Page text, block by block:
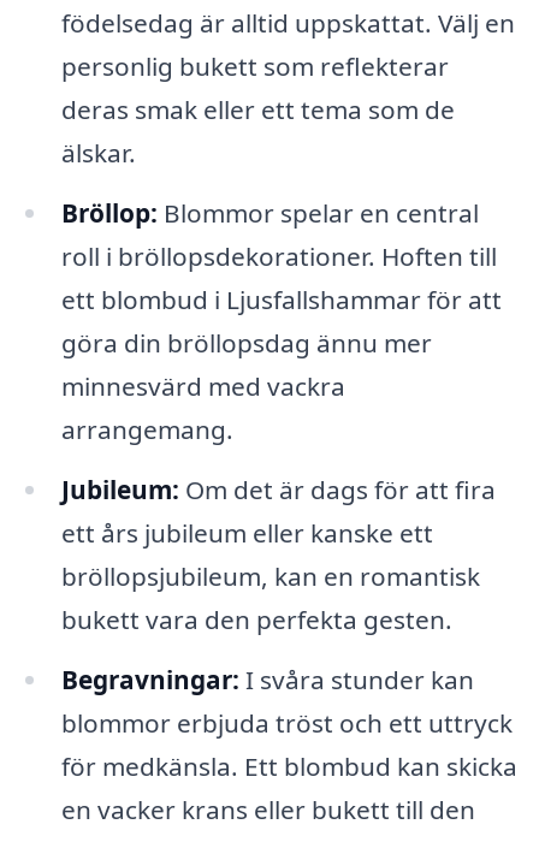
födelsedag är alltid uppskattat. Välj en
personlig bukett som reflekterar
deras smak eller ett tema som de
älskar.
Bröllop: Blommor spelar en central
roll i bröllopsdekorationer. Hoften till
ett blombud i Ljusfallshammar för att
göra din bröllopsdag ännu mer
minnesvärd med vackra
arrangemang.
Jubileum: Om det är dags för att fira
ett års jubileum eller kanske ett
bröllopsjubileum, kan en romantisk
bukett vara den perfekta gesten.
Begravningar: I svåra stunder kan
blommor erbjuda tröst och ett uttryck
för medkänsla. Ett blombud kan skicka
en vacker krans eller bukett till den